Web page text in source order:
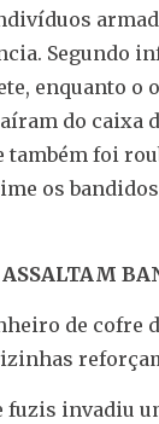
Segundo
enquanto o
do caixa
também foi
os
de cofre
invadiu